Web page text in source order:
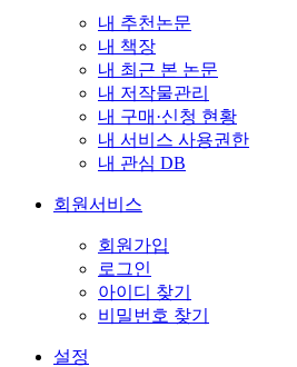
내 추천논문
내 책장
내 최근 본 논문
내 저작물관리
내 구매·신청 현황
내 서비스 사용권한
내 관심 DB
회원서비스
회원가입
로그인
아이디 찾기
비밀번호 찾기
설정